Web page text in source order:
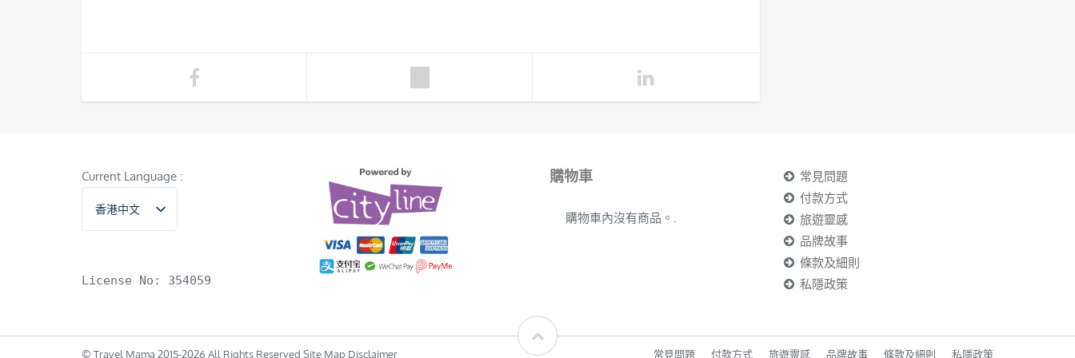
Current Language :
香港中文
English
License No: 354059
購物車
購物車內沒有商品。.
常見問題
付款方式
旅遊靈感
品牌故事
條款及細則
私隱政策
© Travel Mama 2015-2026 All Rights Reserved Site Map Disclaimer 常見問題 付款方式 旅遊靈感 品牌故事 條款及細則 私隱政策